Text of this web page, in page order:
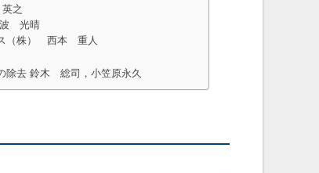
之
波 光晴
ス（株） 西本 重人
除去 鈴木 総司，小笠原永久